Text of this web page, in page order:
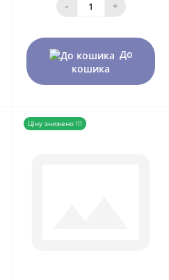
- +
До
кошика
Ціну знижено !!!